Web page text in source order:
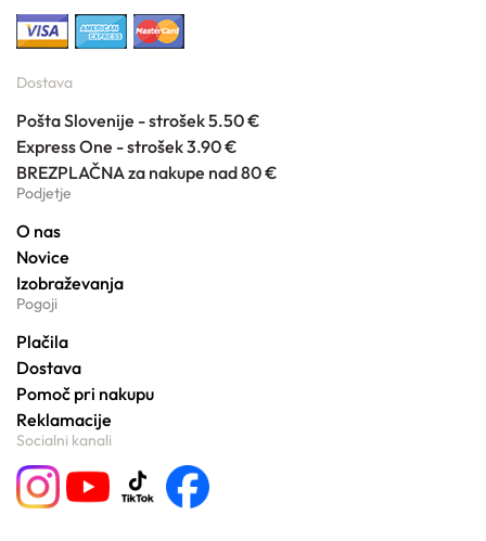
Dostava
Pošta Slovenije - strošek 5.50 €
Express One - strošek 3.90 €
BREZPLAČNA za nakupe nad 80 €
Podjetje
O nas
Novice
Izobraževanja
Pogoji
Plačila
Dostava
Pomoč pri nakupu
Reklamacije
Socialni kanali